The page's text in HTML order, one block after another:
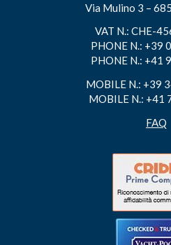
Via Mulino 3 –
VAT N.: CHE-
PHONE N.: +39
PHONE N.: +41
MOBILE N.: +39
MOBILE N.: +41
FAQ